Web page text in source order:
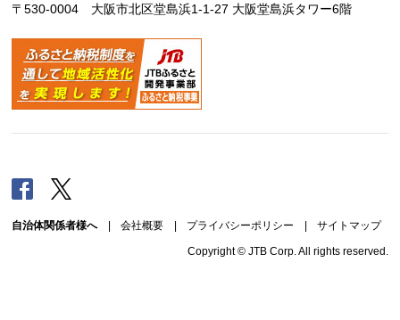
〒530-0004 大阪市北区堂島浜1-1-27 大阪堂島浜タワー6階
Facebook
自治体関係者様へ| 会社概要 | プライバシーポリシー | サイトマップ
Copyright © JTB Corp. All rights reserved.